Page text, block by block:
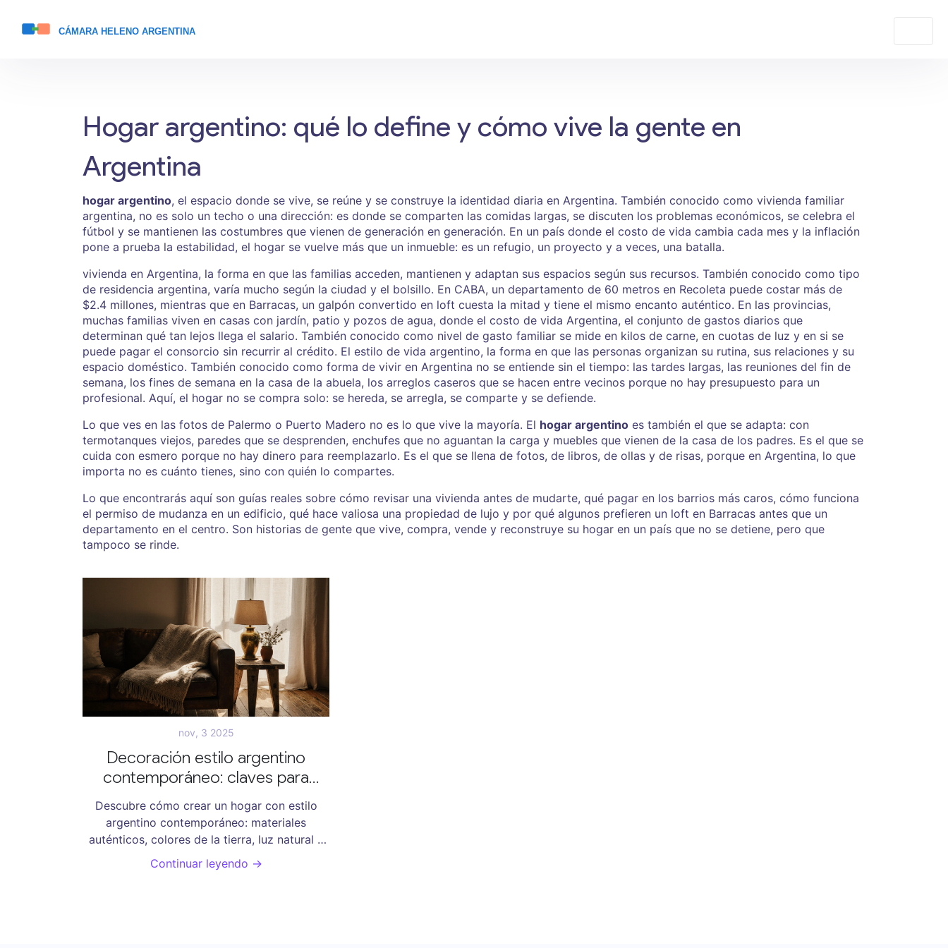
Hogar argentino: qué lo define y cómo vive la gente en
Argentina
hogar argentino, el espacio donde se vive, se reúne y se construye la identidad diaria en Argentina. También conocido como vivienda familiar
argentina, no es solo un techo o una dirección: es donde se comparten las comidas largas, se discuten los problemas económicos, se celebra el
fútbol y se mantienen las costumbres que vienen de generación en generación. En un país donde el costo de vida cambia cada mes y la inflación
pone a prueba la estabilidad, el hogar se vuelve más que un inmueble: es un refugio, un proyecto y a veces, una batalla.
vivienda en Argentina, la forma en que las familias acceden, mantienen y adaptan sus espacios según sus recursos. También conocido como tipo
de residencia argentina, varía mucho según la ciudad y el bolsillo. En CABA, un departamento de 60 metros en Recoleta puede costar más de
$2.4 millones, mientras que en Barracas, un galpón convertido en loft cuesta la mitad y tiene el mismo encanto auténtico. En las provincias,
muchas familias viven en casas con jardín, patio y pozos de agua, donde el costo de vida Argentina, el conjunto de gastos diarios que
determinan qué tan lejos llega el salario. También conocido como nivel de gasto familiar se mide en kilos de carne, en cuotas de luz y en si se
puede pagar el consorcio sin recurrir al crédito. El estilo de vida argentino, la forma en que las personas organizan su rutina, sus relaciones y su
espacio doméstico. También conocido como forma de vivir en Argentina no se entiende sin el tiempo: las tardes largas, las reuniones del fin de
semana, los fines de semana en la casa de la abuela, los arreglos caseros que se hacen entre vecinos porque no hay presupuesto para un
profesional. Aquí, el hogar no se compra solo: se hereda, se arregla, se comparte y se defiende.
Lo que ves en las fotos de Palermo o Puerto Madero no es lo que vive la mayoría. El hogar argentino es también el que se adapta: con
termotanques viejos, paredes que se desprenden, enchufes que no aguantan la carga y muebles que vienen de la casa de los padres. Es el que se
cuida con esmero porque no hay dinero para reemplazarlo. Es el que se llena de fotos, de libros, de ollas y de risas, porque en Argentina, lo que
importa no es cuánto tienes, sino con quién lo compartes.
Lo que encontrarás aquí son guías reales sobre cómo revisar una vivienda antes de mudarte, qué pagar en los barrios más caros, cómo funciona
el permiso de mudanza en un edificio, qué hace valiosa una propiedad de lujo y por qué algunos prefieren un loft en Barracas antes que un
departamento en el centro. Son historias de gente que vive, compra, vende y reconstruye su hogar en un país que no se detiene, pero que
tampoco se rinde.
nov, 3 2025
Decoración estilo argentino
contemporáneo: claves para
lograrlo en tu hogar
Descubre cómo crear un hogar con estilo
argentino contemporáneo: materiales
auténticos, colores de la tierra, luz natural y
objetos con historia. No es decoración, es
identidad.
Continuar leyendo →